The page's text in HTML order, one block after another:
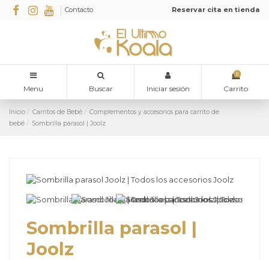
Contacto Reservar cita en tienda
Menu Buscar Iniciar sesión
0
Carrito
Inicio Carritos de Bebé
Complementos y accesorios para carrito de
bebé
Sombrilla parasol | Joolz
Sombrilla parasol |
Joolz